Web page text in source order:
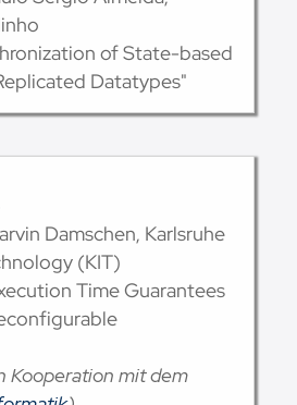
of State-based
Datatypes"
Damschen, Karlsruhe
(KIT)
Time Guarantees
Kooperation mit dem